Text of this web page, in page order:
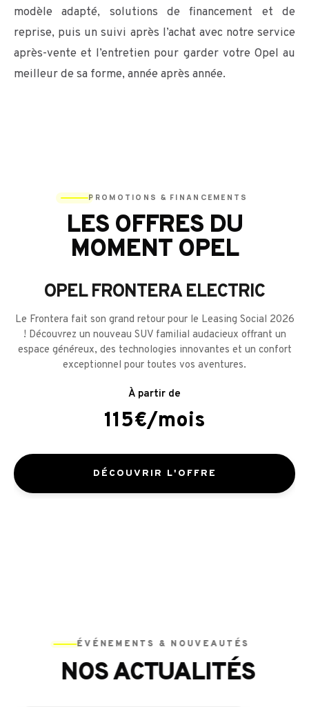
modèle adapté, solutions de financement et de
reprise, puis un suivi après l’achat avec notre service
après-vente et l’entretien pour garder votre Opel au
meilleur de sa forme, année après année.
PROMOTIONS & FINANCEMENTS
LES OFFRES DU
MOMENT OPEL
OPEL FRONTERA ELECTRIC
Le Frontera fait son grand retour pour le Leasing Social 2026
! Découvrez un nouveau SUV familial audacieux offrant un
espace généreux, des technologies innovantes et un confort
exceptionnel pour toutes vos aventures.
À partir de
115€/mois
DÉCOUVRIR L'OFFRE
ÉVÉNEMENTS & NOUVEAUTÉS
NOS ACTUALITÉS